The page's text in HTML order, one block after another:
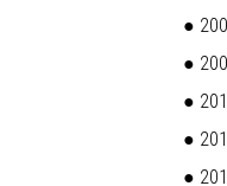
●
●
●
●
●